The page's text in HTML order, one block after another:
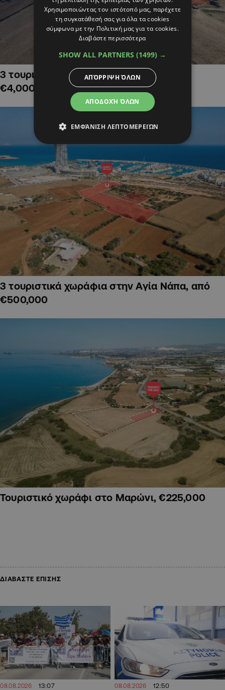
3 τουριστικά χωράφια στην Αλαμινό,
€4,000,000
3 τουριστικά χωράφια στην Αγία Νάπα, από
€500,000
Τουριστικό χωράφι στο Μαρώνι, €225,000
ΔΙΑΒΑΣΤΕ ΕΠΙΣΗΣ
08.08.2026 13:07 08.08.2026 12:50
Χρησιμοποιώντας τον ιστότοπό μας, παρέχετε
τη συγκατάθεσή σας για όλα τα cookies
σύμφωνα με την Πολιτική μας για τα cookies.
Διαβάστε περισσότερα
SHOW ALL PARTNERS (1499) →
ΑΠΟΔΟΧΉ ΌΛΩΝ
ΑΠΌΡΡΙΨΗ ΌΛΩΝ
ΕΜΦΆΝΙΣΗ ΛΕΠΤΟΜΕΡΕΙΏΝ